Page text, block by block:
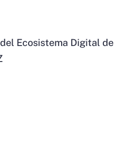
Ecosistema Digital de